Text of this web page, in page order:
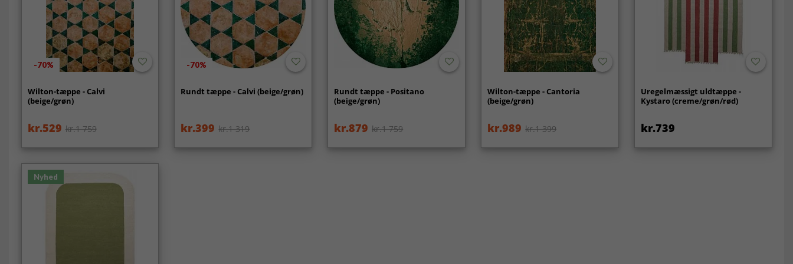
-70%
Wilton-tæppe - Calvi
(beige/grøn)
kr.529 kr.1 759
-70%
Rundt tæppe - Calvi (beige/grøn)
kr.399 kr.1 319
Rundt tæppe - Positano
(beige/grøn)
kr.879 kr.1 759
Wilton-tæppe - Cantoria
(beige/grøn)
kr.989 kr.1 399
Uregelmæssigt uldtæppe -
Kystaro (creme/grøn/rød)
kr.739
Nyhed